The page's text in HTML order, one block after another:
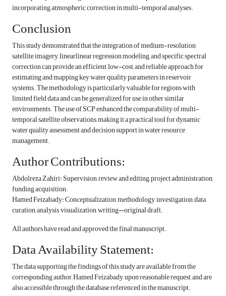
incorporating atmospheric correction in multi-temporal analyses.
Conclusion
This study demonstrated that the integration of medium-resolution
satellite imagery, linearlinear regression modeling, and specific spectral
correction can provide an efficient, low-cost, and reliable approach for
estimating and mapping key water quality parameters in reservoir
systems. The methodology is particularly valuable for regions with
limited field data and can be generalized for use in other similar
environments. The use of SCP enhanced the comparability of multi-
temporal satellite observations, making it a practical tool for dynamic
water quality assessment and decision support in water resource
management.
Author Contributions:
Abdolreza Zahiri: Supervision, review and editing, project administration,
funding acquisition.
Hamed Feizabady: Conceptualization, methodology, investigation, data
curation, analysis, visualization, writing—original draft.
All authors have read and approved the final manuscript.
Data Availability Statement:
The data supporting the findings of this study are available from the
corresponding author, Hamed Feizabady, upon reasonable request, and are
also accessible through the database referenced in the manuscript.